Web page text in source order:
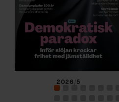
2026/5